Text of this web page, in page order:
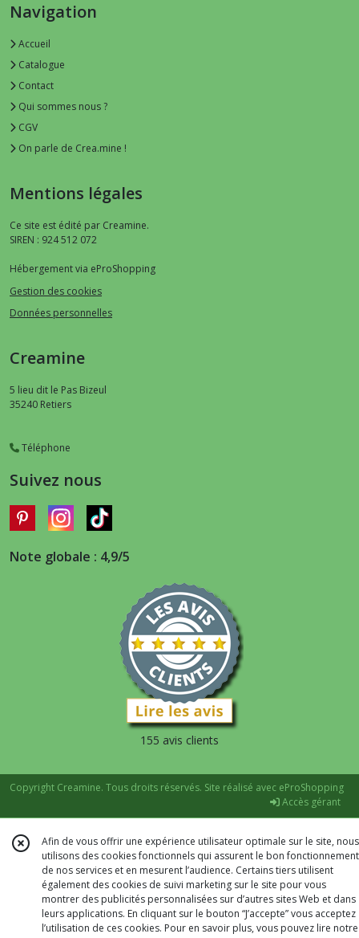
Navigation
Accueil
Catalogue
Contact
Qui sommes nous ?
CGV
On parle de Crea.mine !
Mentions légales
Ce site est édité par Creamine.
SIREN : 924 512 072
Hébergement via eProShopping
Gestion des cookies
Données personnelles
Creamine
5 lieu dit le Pas Bizeul
35240 Retiers
Téléphone
Suivez nous
Note globale : 4,9/5
155 avis clients
Copyright Creamine. Tous droits réservés. Site réalisé avec eProShopping
Accès gérant
Afin de vous offrir une expérience utilisateur optimale sur le site, nous
utilisons des cookies fonctionnels qui assurent le bon fonctionnement
de nos services et en mesurent l’audience. Certains tiers utilisent
également des cookies de suivi marketing sur le site pour vous
montrer des publicités personnalisées sur d’autres sites Web et dans
leurs applications. En cliquant sur le bouton “J’accepte” vous acceptez
l’utilisation de ces cookies. Pour en savoir plus, vous pouvez lire notre